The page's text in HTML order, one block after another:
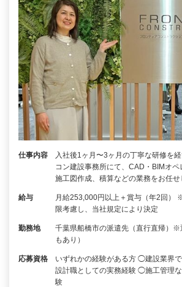
仕事内容
入社後1ヶ月〜3ヶ月の丁寧な研修を
コン建設事務所にて、CAD・BIMオペ
施工図作成、積算などの業務をお任
給与
月給253,000円以上＋賞与（年2回）
限考慮し、当社規定により決定
勤務地
千葉県船橋市の派遣先（直行直帰）※
もあり）
応募資格
いずれかの経験がある方 ◯建設業界
設計職としての実務経験 ◯施工管理
験